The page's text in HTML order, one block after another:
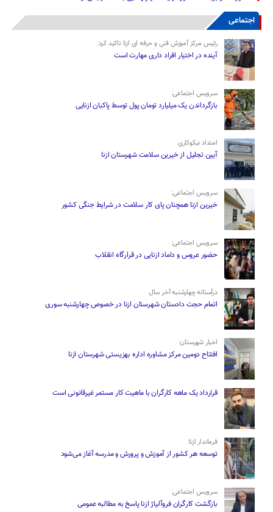
اجتماعی
رئیس مرکز آموزش فنی و حرفه ای ازنا تاکید کرد:
آینده در اختیار افراد داری مهارت است
سرویس اجتماعی:
بازگرداندن یک میلیارد تومان پول توسط پاکبان ازنایی
امتداد نیکوکاری
آیین تجلیل از خیرین سلامت شهرستان ازنا
سرویس اجتماعی:
خیرین ازنا همچنان پای کار سلامت در شرایط جنگی کشور
سرویس اجتماعی:
حضور عروس و داماد ازنایی در قرارگاه انقلاب
درآستانه چهارشنبه آخر سال
اتمام حجت دادستان شهرستان ازنا در خصوص چهارشنبه ‌سوری
اخبار شهرستان:
افتتاح دومین مرکز مشاوره اداره بهزیستی شهرستان ازنا
قرارداد یک ماهه کارگران با ماهیت کار مستمر غیرقانونی است
فرماندار ازنا:
توسعه هر کشور از آموزش و پرورش و مدرسه آغاز می‌شود
سرویس اجتماعی:
بازگشت کارگران فروآلیاژ ازنا پاسخ به مطالبه عمومی